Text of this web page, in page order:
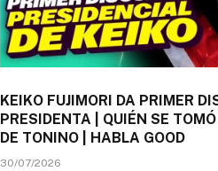
KEIKO FUJIMORI DA PRIMER
PRESIDENTA | QUIÉN SE
DE TONINO | HABLA GOOD
30/07/2026